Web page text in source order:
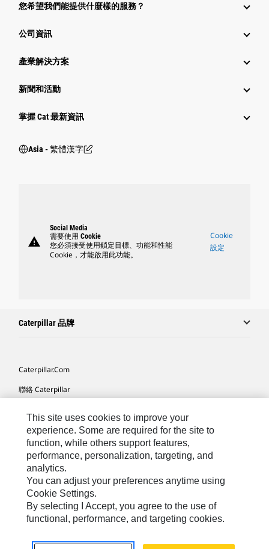
您希望我們能提供什麼樣的服務？
公司資訊
產業解決方案
新聞和活動
掌握 Cat 最新資訊
Asia - 繁體漢字
warning
Social Media
需要使用 Cookie
您必須接受使用鎖定目標、功能和性能
Cookie，才能啟用此功能。
Cookie
設定
Caterpillar 品牌
Caterpillar.com
聯絡 Caterpillar
網站地圖
Cookie Settings
法律
隱私權
關於 Cat
TW - Chinese© 2026 Caterpillar. All Rights Reserved.
This site uses cookies to improve your
experience. Some are required for the site to
function, while others support features,
performance, personalization, targeting, and
analytics.
You can adjust your preferences anytime using
Cookie Settings.
By selecting I Accept, you agree to the use of
functional, performance, and targeting cookies.